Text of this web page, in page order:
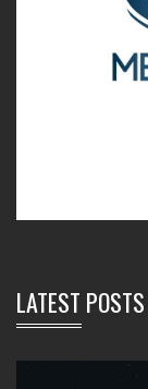
LATEST POSTS